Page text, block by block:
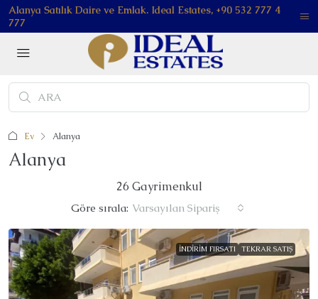
Alanya Satılık Daire ve Emlak. Ideal Estates, +90 532 777 4
777
Ev Alanya
Alanya
26 Gayrimenkul
Göre sırala: Varsayılan Sipariş
İNDIRIM FIRSATI TEKRAR SATIŞ